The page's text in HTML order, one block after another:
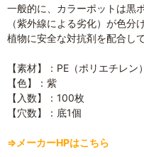
一般的に、カラーポットは黒
（紫外線による劣化）が色分
植物に安全な対抗剤を配合し
【素材】：PE（ポリエチレン）
【色】：紫
【入数】：100枚
【穴数】：底1個
⇒メーカーHPはこちら